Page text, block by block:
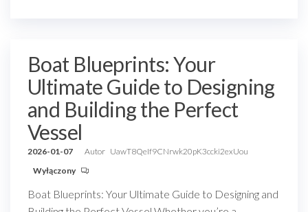
Boat Blueprints: Your
Ultimate Guide to Designing
and Building the Perfect
Vessel
2026-01-07 Autor UawT8QeIf9CNrwk20pK3ccki2exUou
Wyłączony
Boat Blueprints: Your Ultimate Guide to Designing and